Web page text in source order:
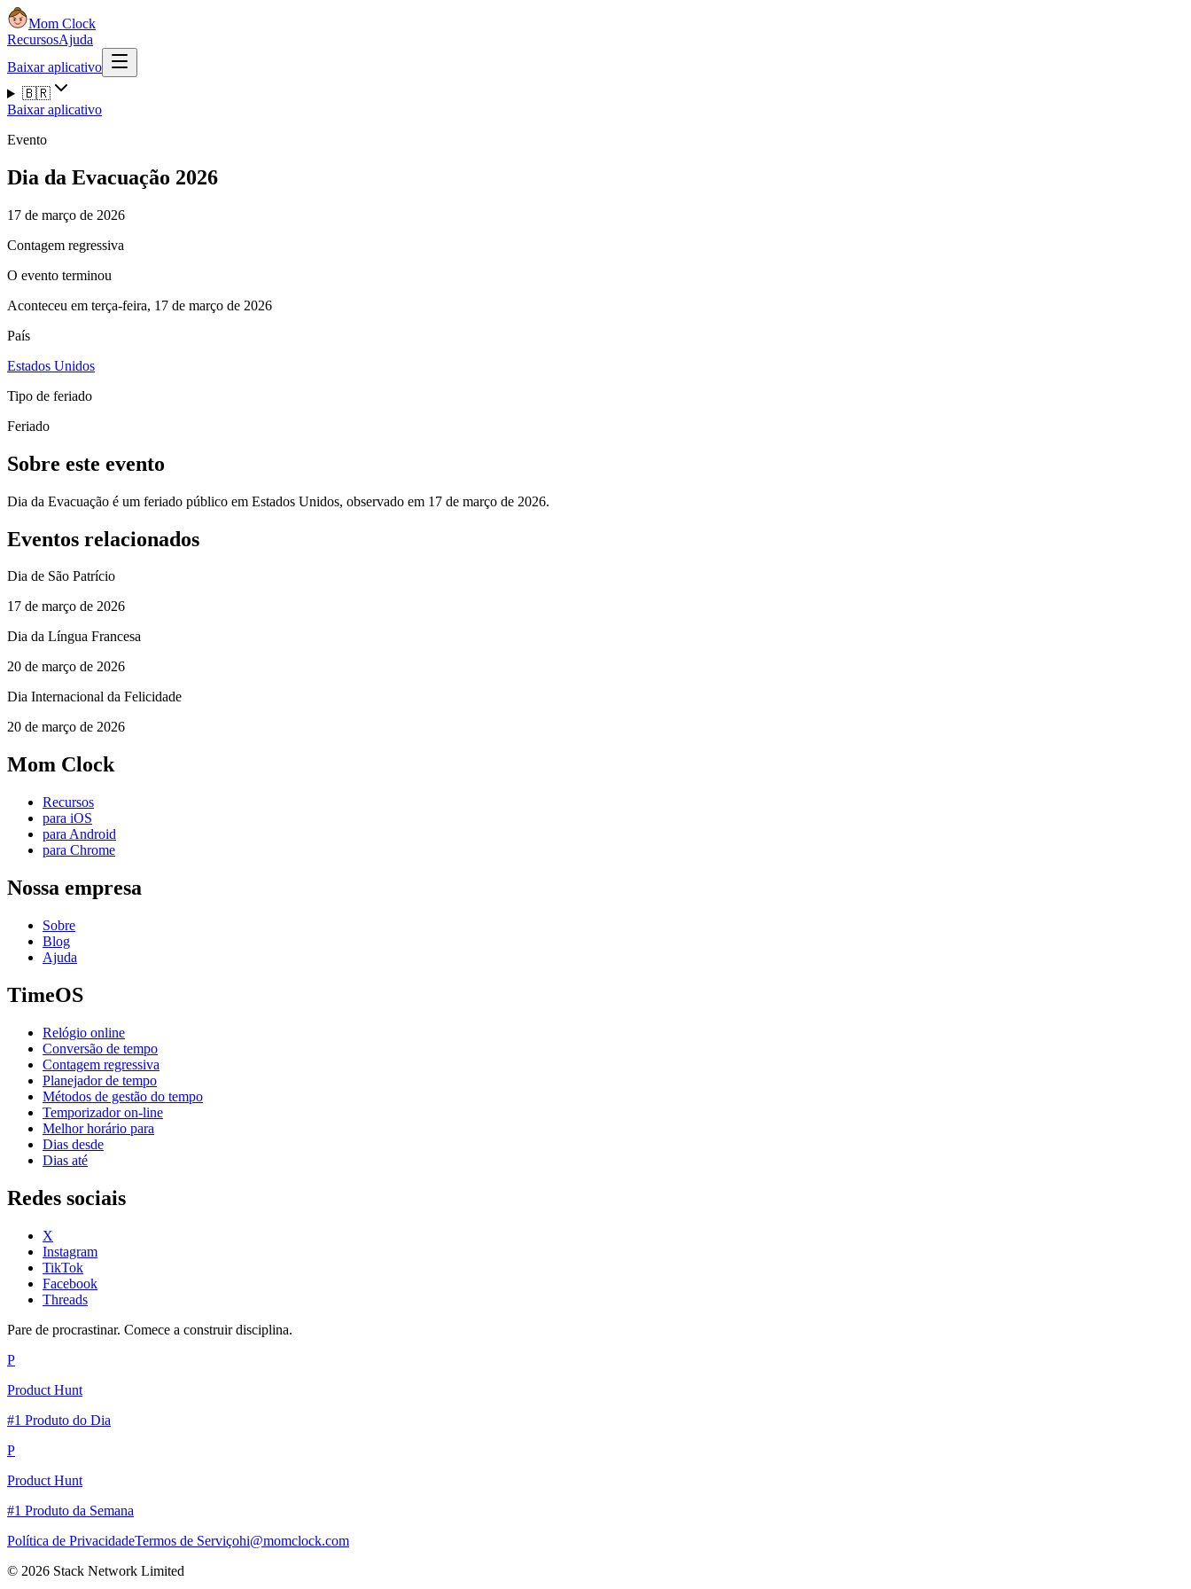
Mom Clock
RecursosAjuda
Baixar aplicativo
🇧🇷
Baixar aplicativo
Evento
Dia da Evacuação 2026
17 de março de 2026
Contagem regressiva
O evento terminou
Aconteceu em terça-feira, 17 de março de 2026
País
Estados Unidos
Tipo de feriado
Feriado
Sobre este evento
Dia da Evacuação é um feriado público em Estados Unidos, observado em 17 de março de 2026.
Eventos relacionados
Dia de São Patrício
17 de março de 2026
Dia da Língua Francesa
20 de março de 2026
Dia Internacional da Felicidade
20 de março de 2026
Mom Clock
Recursos
para iOS
para Android
para Chrome
Nossa empresa
Sobre
Blog
Ajuda
TimeOS
Relógio online
Conversão de tempo
Contagem regressiva
Planejador de tempo
Métodos de gestão do tempo
Temporizador on-line
Melhor horário para
Dias desde
Dias até
Redes sociais
X
Instagram
TikTok
Facebook
Threads
Pare de procrastinar. Comece a construir disciplina.
P
Product Hunt
#1 Produto do Dia
P
Product Hunt
#1 Produto da Semana
Política de PrivacidadeTermos de Serviçohi@momclock.com
© 2026 Stack Network Limited